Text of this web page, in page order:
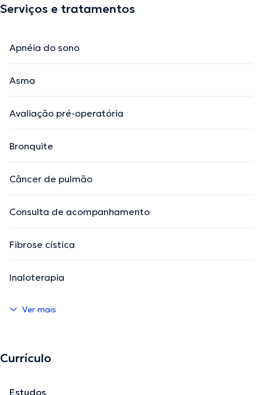
Serviços e tratamentos
Apnéia do sono
Asma
Avaliação pré-operatória
Bronquite
Câncer de pulmão
Consulta de acompanhamento
Fibrose cística
Inaloterapia
Ver mais
Currículo
Estudos